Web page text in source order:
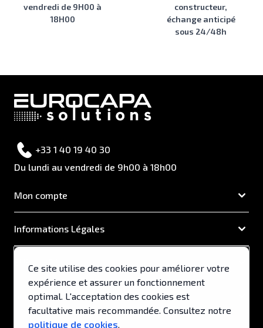
vendredi de 9H00 à
18H00
constructeur,
échange anticipé
sous 24/48h
+33 1 40 19 40 30
Du lundi au vendredi de 9h00 à 18h00
Mon compte
Informations Légales
Support & Services
Ce site utilise des cookies pour améliorer votre
expérience et assurer un fonctionnement
optimal. L'acceptation des cookies est
facultative mais recommandée. Consultez notre
politique de cookies.